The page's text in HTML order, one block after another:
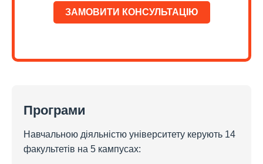
ЗАМОВИТИ КОНСУЛЬТАЦІЮ
Програми
Навчальною діяльністю університету керують 14
факультетів на 5 кампусах: